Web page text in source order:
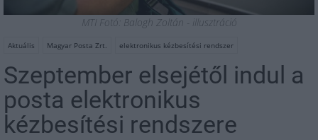
MTI Fotó: Balogh Zoltán - illusztráció
Aktuális Magyar Posta Zrt. elektronikus kézbesítési rendszer
Szeptember elsejétől indul a
posta elektronikus
kézbesítési rendszere